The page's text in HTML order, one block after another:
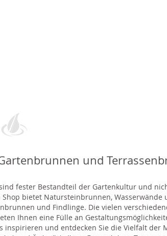
und
fester Bestandteil der Gartenkultur und
bietet Natursteinbrunnen, Wasserwände
und Findlinge. Die vielen
Ihnen eine Fülle an
und entdecken Sie die Vielfalt der